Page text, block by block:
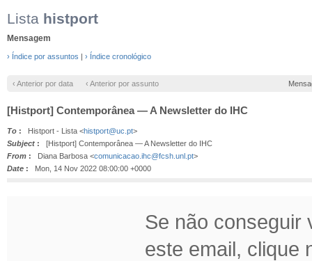
Lista histport
Mensagem
› Índice por assuntos | › Índice cronológico
‹ Anterior por data ‹ Anterior por assunto
[Histport] Contemporânea — A Newsletter do IHC
To : Histport - Lista <histport@uc.pt>
Subject : [Histport] Contemporânea — A Newsletter do IHC
From : Diana Barbosa <comunicacao.ihc@fcsh.unl.pt>
Date : Mon, 14 Nov 2022 08:00:00 +0000
Se não conseguir
este email, clique